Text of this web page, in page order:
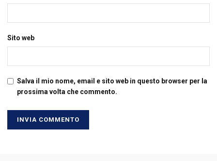
Sito web
Salva il mio nome, email e sito web in questo browser per la
prossima volta che commento.